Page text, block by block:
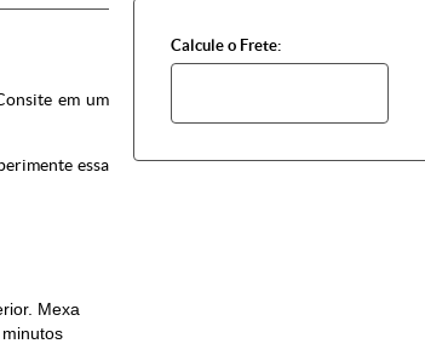
Calcule o Frete:
em um
essa
Mexa